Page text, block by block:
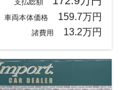
支払総額
車両本体価格 159.7万円
諸費用 13.2万円